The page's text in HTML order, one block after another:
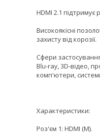
HDMI 2.1 підтримує
Високоякісні
захисту від корозії.
Сфери
Blu-ray, 3D-відео,
комп'ютери,
Характеристики:
Роз'єм 1: HDMI (M).